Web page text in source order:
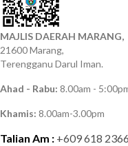
MAJLIS DAERAH MARANG,
21600 Marang,
Terengganu Darul Iman.
Ahad - Rabu: 8.00am -
Khamis: 8.00am-3.00pm
Talian Am : +609 618